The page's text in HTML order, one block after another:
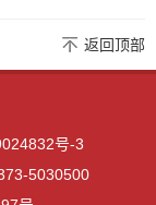
返回顶部
号-3
5030500